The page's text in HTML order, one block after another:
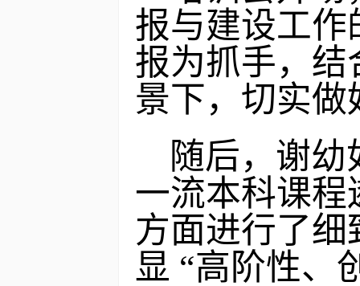
报与建设工作
报为抓手，结
景下，切实
随后，谢
一流本科课
方面进行了
显 “高阶性、